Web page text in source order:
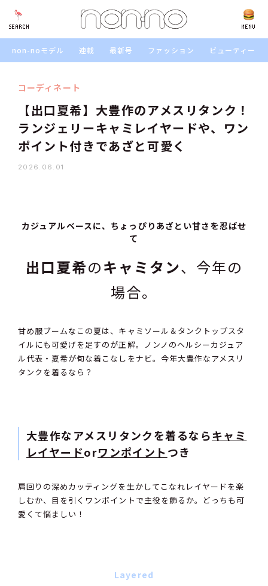
SEARCH MENU
SEARCH
non-noモデル 連載 最新号 ファッション ビューティー
コーディネート
【出口夏希】大豊作のアメスリタンク！
ランジェリーキャミレイヤードや、ワン
ポイント付きであざと可愛く
2026.06.01
カジュアルベースに、ちょっぴりあざとい甘さを忍ばせ
て
出口夏希のキャミタン、今年の
場合。
甘め服ブームなこの夏は、キャミソール＆タンクトップスタ
イルにも可愛げを足すのが正解。ノンノのヘルシーカジュア
ル代表・夏希が旬な着こなしをナビ。今年大豊作なアメスリ
タンクを着るなら？
大豊作なアメスリタンクを着るならキャミ
レイヤードorワンポイントつき
肩回りの深めカッティングを生かしてこなれレイヤードを楽
しむか、目を引くワンポイントで主役を飾るか。どっちも可
愛くて悩ましい！
Layered